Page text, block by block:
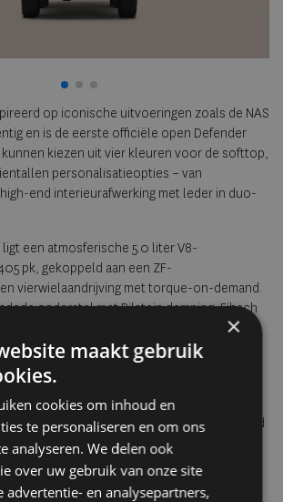
op iconische uitvoeringen zoals de NAS
en is de eerste officiële open Defender
kunnen kiezen uit vier kleuren voor de softtop,
personalisatieopties – van
end interieurafwerking met leder in duo-
een atmosferische 5.0 liter V8-
pk, gekoppeld aan een ZF-
vierwielaandrijving met torque-on-demand.
onderstel met Bilstein demping, Eibach
remmen maakt deze klassieke
voor elke uitdaging – op én buiten de weg.
Soft Top is leverbaar vanaf £195.000 (excl.
gebouwd door de officiële Land Rover
en Duitsland. Elk exemplaar wordt geleverd
van 12 maanden zonder
×
maakt gebruik
cookies om inhoud en
te personaliseren en om ons
analyseren. We delen ook
over uw gebruik van onze site
advertentie- en analysepartners,